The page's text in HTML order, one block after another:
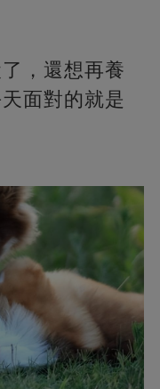
，還想再養
面對的就是